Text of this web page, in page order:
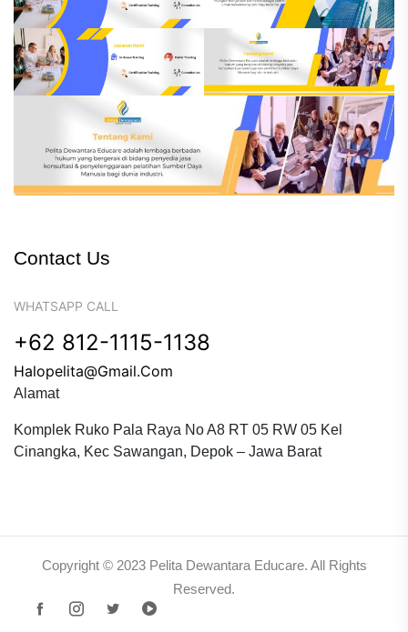
Contact Us
WHATSAPP CALL
+62 812-1115-1138
Halopelita@gmail.com
Alamat
Komplek Ruko Pala Raya No A8 RT 05 RW 05 Kel
Cinangka, Kec Sawangan, Depok – Jawa Barat
Copyright © 2023 Pelita Dewantara Educare. All Rights
Reserved.